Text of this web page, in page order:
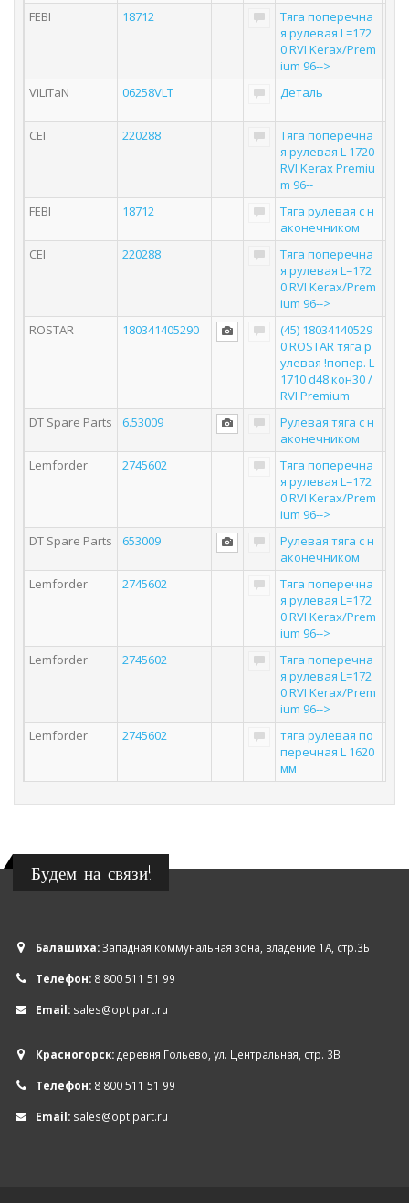
FEBI
18712
Тяга поперечна
я рулевая L=172
0 RVI Kerax/Prem
ium 96-->
ViLiTaN
06258VLT Деталь
CEI 220288
Тяга поперечна
я рулевая L 1720
RVI Kerax Premiu
m 96--
FEBI
18712
Тяга рулевая с н
аконечником
CEI
220288
Тяга поперечна
я рулевая L=172
0 RVI Kerax/Prem
ium 96-->
ROSTAR
180341405290
(45) 18034140529
0 ROSTAR тяга р
улевая !попер. L
1710 d48 кон30 /
RVI Premium
DT Spare Parts
6.53009
Рулевая тяга с н
аконечником
Lemforder
2745602
Тяга поперечна
я рулевая L=172
0 RVI Kerax/Prem
ium 96-->
DT Spare Parts
653009
Рулевая тяга с н
аконечником
Lemforder
2745602
Тяга поперечна
я рулевая L=172
0 RVI Kerax/Prem
ium 96-->
Lemforder
2745602
Тяга поперечна
я рулевая L=172
0 RVI Kerax/Prem
ium 96-->
Lemforder
2745602
тяга рулевая по
перечная L 1620
мм
Будем на связи!
Балашиха:Западная коммунальная зона, владение 1А, стр.3Б
Телефон: 8 800 511 51 99
Email: sales@optipart.ru
Красногорск:деревня Гольево, ул. Центральная, стр. 3В
Телефон: 8 800 511 51 99
Email: sales@optipart.ru